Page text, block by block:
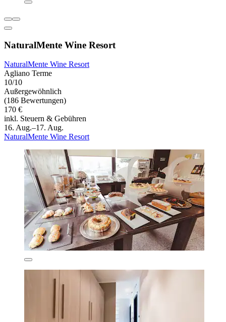
NaturalMente Wine Resort
NaturalMente Wine Resort
Agliano Terme
10/10
Außergewöhnlich
(186 Bewertungen)
170 €
inkl. Steuern & Gebühren
16. Aug.–17. Aug.
NaturalMente Wine Resort